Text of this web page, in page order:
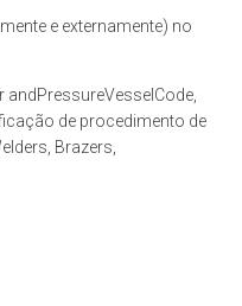
e externamente) no
de procedimento de
Brazers,